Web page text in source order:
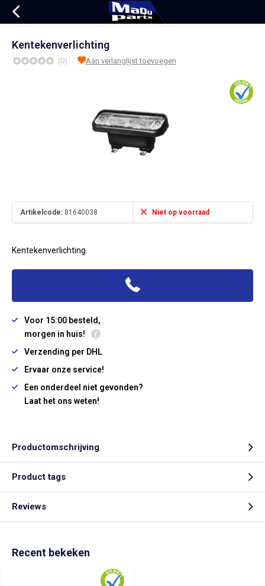
Kentekenverlichting
(0) Aan verlanglijst toevoegen
Artikelcode: 81640038 Niet op voorraad
Kentekenverlichting
Voor 15:00 besteld,
morgen in huis!
Verzending per DHL
Ervaar onze service!
Een onderdeel niet gevonden?
Laat het ons weten!
Productomschrijving
Product tags
Reviews
Recent bekeken